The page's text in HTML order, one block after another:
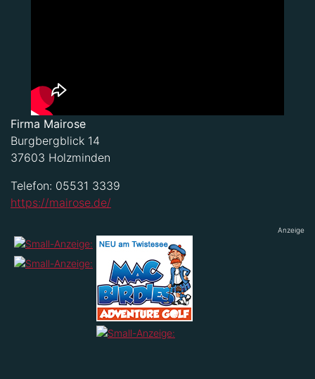
Firma Mairose
Burgbergblick 14
37603 Holzminden
Telefon: 05531 3339
https://mairose.de/
Anzeige